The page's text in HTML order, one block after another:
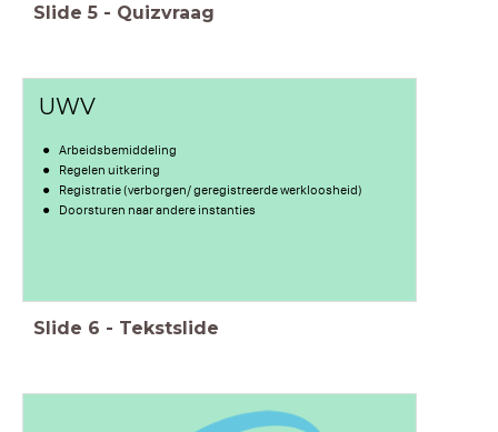
Slide 5 - Quizvraag
UWV
Arbeidsbemiddeling
Regelen uitkering
Registratie (verborgen/ geregistreerde werkloosheid)
Doorsturen naar andere instanties
Slide 6 - Tekstslide